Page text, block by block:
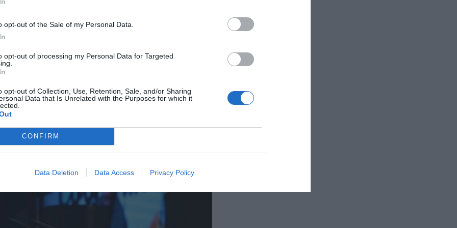
opt-out of the Sale of my Personal Data.
opt-out of processing my Personal Data for Targeted
opt-out of Collection, Use, Retention, Sale, and/or Sharing
Data that Is Unrelated with the Purposes for which it
CONFIRM
Data Deletion Data Access Privacy Policy
posant d'exemple que durant la pandèmia
des de Barcelona. “Qui coneix millor un
en ell. Això ho dic a tothom: govern, patronals,
entitat de referència per al nostre territori i la